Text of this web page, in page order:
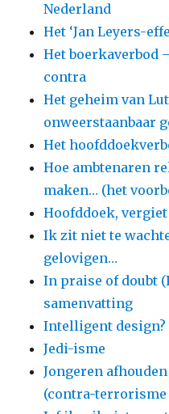
Nederland
Het ‘Jan Leyers-
Het boerkaverbod
contra
Het geheim van
onweerstaanbaar
Het
Hoe ambtenaren
maken… (het
Hoofddoek,
Ik zit niet te
gelovigen…
In praise of doubt
samenvatting
Intelligent design?
Jedi-isme
Jongeren
(contra-terrorisme